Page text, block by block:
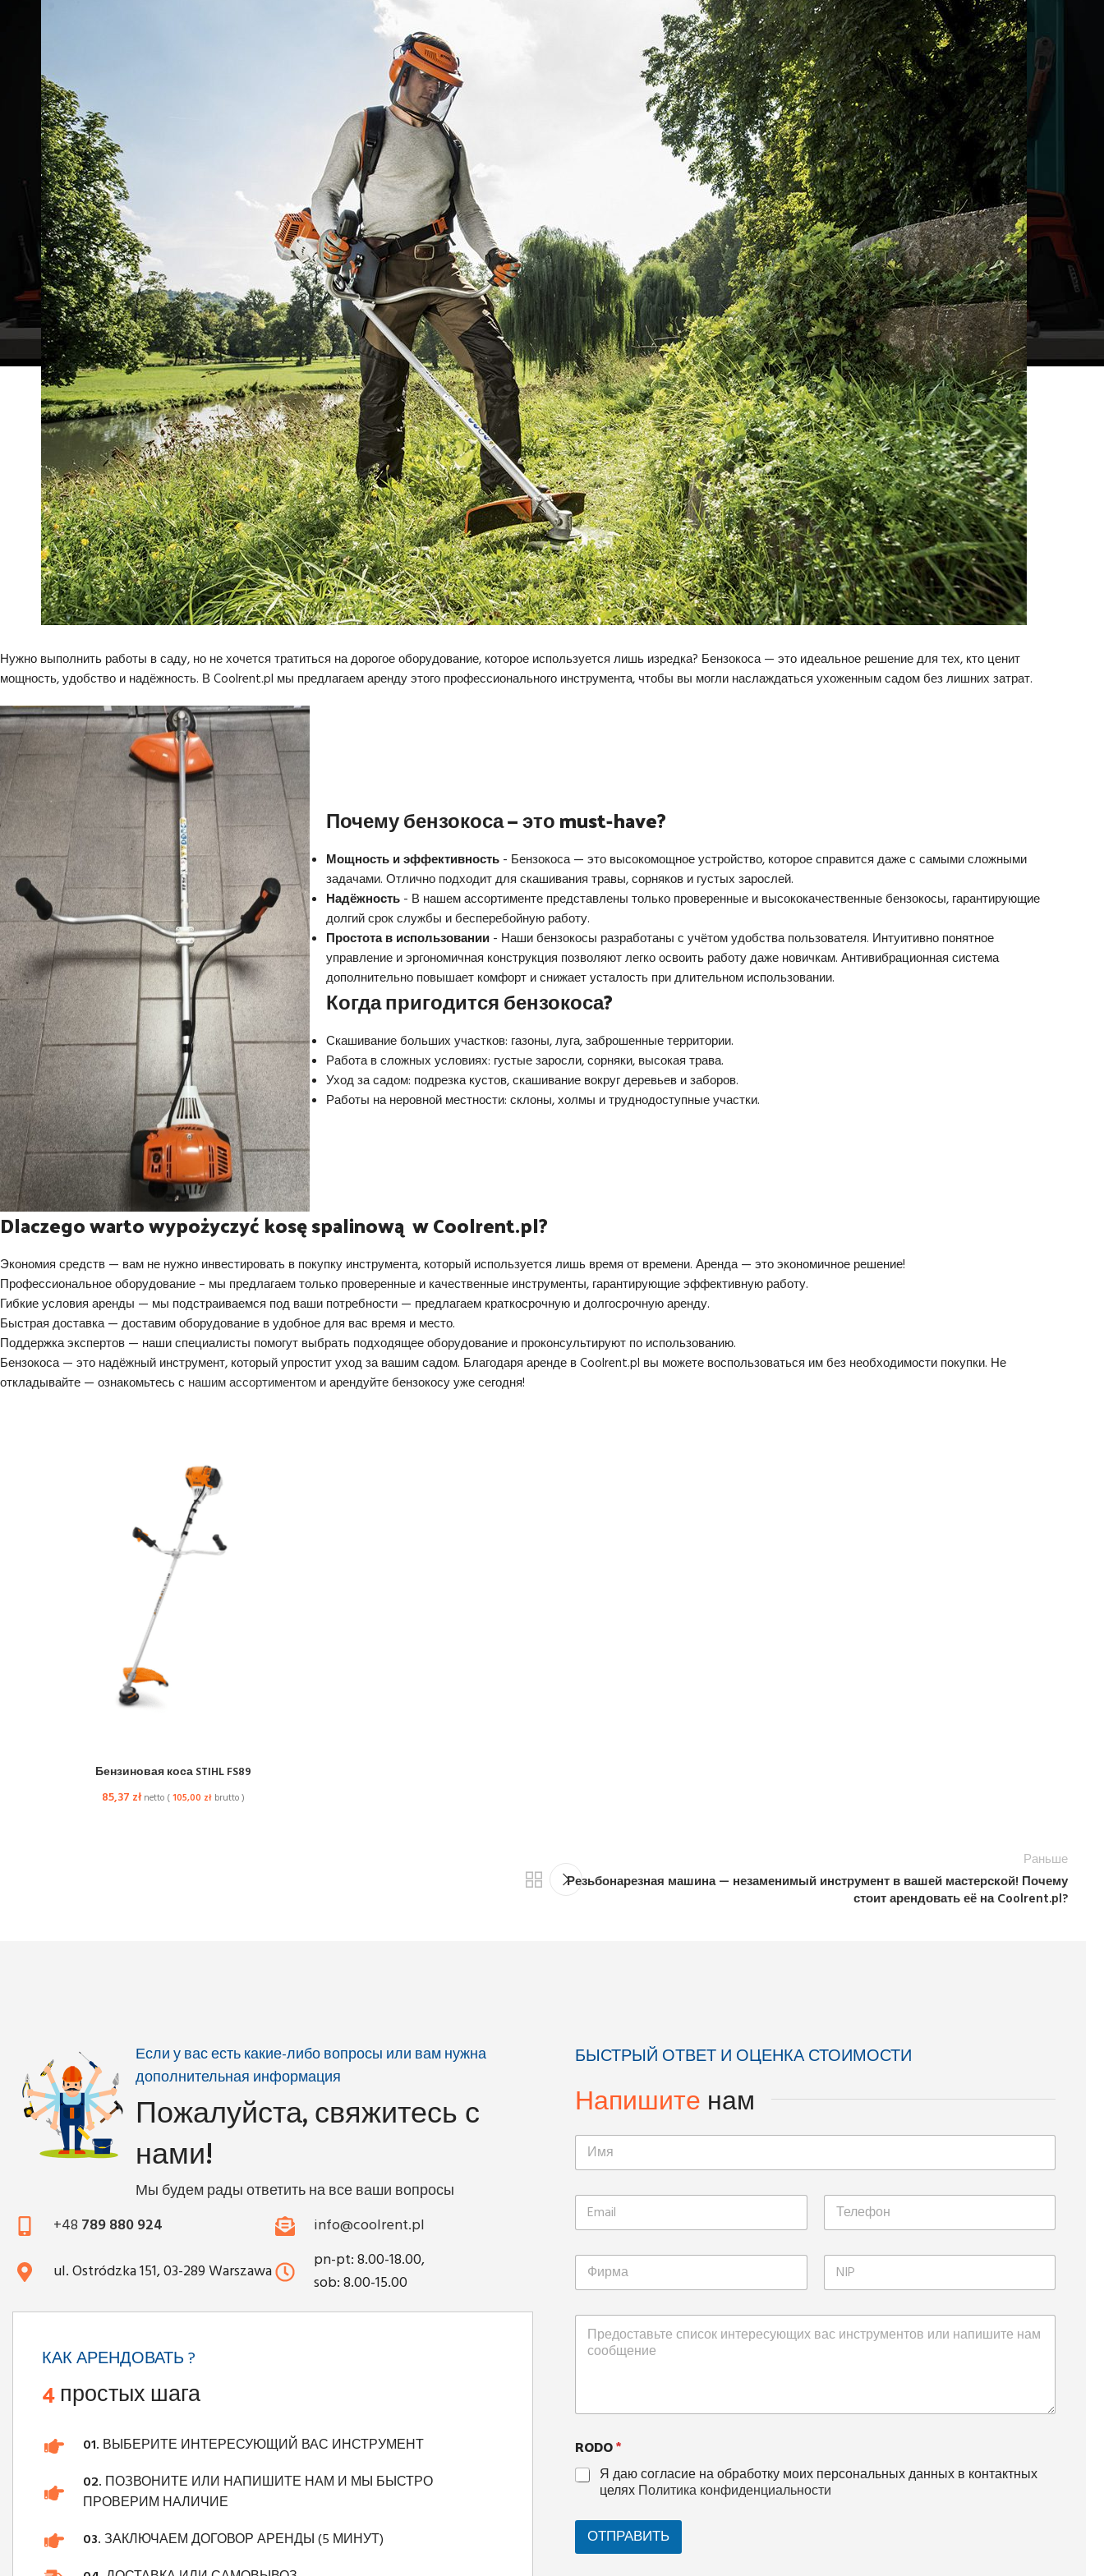
Нужно выполнить работы в саду, но не хочется тратиться на дорогое оборудование, которое используется лишь изредка? Бензокоса — это идеальное решение для тех, кто ценит
мощность, удобство и надёжность. В Coolrent.pl мы предлагаем аренду этого профессионального инструмента, чтобы вы могли наслаждаться ухоженным садом без лишних затрат.
Почему бензокоса — это must-have?
Мощность и эффективность - Бензокоса — это высокомощное устройство, которое справится даже с самыми сложными
задачами. Отлично подходит для скашивания травы, сорняков и густых зарослей.
Надёжность - В нашем ассортименте представлены только проверенные и высококачественные бензокосы, гарантирующие
долгий срок службы и бесперебойную работу.
Простота в использовании - Наши бензокосы разработаны с учётом удобства пользователя. Интуитивно понятное
управление и эргономичная конструкция позволяют легко освоить работу даже новичкам. Антивибрационная система
дополнительно повышает комфорт и снижает усталость при длительном использовании.
Когда пригодится бензокоса?
Скашивание больших участков: газоны, луга, заброшенные территории.
Работа в сложных условиях: густые заросли, сорняки, высокая трава.
Уход за садом: подрезка кустов, скашивание вокруг деревьев и заборов.
Работы на неровной местности: склоны, холмы и труднодоступные участки.
Dlaczego warto wypożyczyć kosę spalinową w Coolrent.pl?
Экономия средств — вам не нужно инвестировать в покупку инструмента, который используется лишь время от времени. Аренда — это экономичное решение!
Профессиональное оборудование – мы предлагаем только проверенные и качественные инструменты, гарантирующие эффективную работу.
Гибкие условия аренды — мы подстраиваемся под ваши потребности — предлагаем краткосрочную и долгосрочную аренду.
Быстрая доставка — доставим оборудование в удобное для вас время и место.
Поддержка экспертов — наши специалисты помогут выбрать подходящее оборудование и проконсультируют по использованию.
Бензокоса — это надёжный инструмент, который упростит уход за вашим садом. Благодаря аренде в Coolrent.pl вы можете воспользоваться им без необходимости покупки. Не
откладывайте — ознакомьтесь с нашим ассортиментом и арендуйте бензокосу уже сегодня!
Бензиновая коса STIHL FS89
85,37 zł netto (105,00 zł brutto )
Раньше
Резьбонарезная машина — незаменимый инструмент в вашей мастерской! Почему
стоит арендовать её на Coolrent.pl?
Если у вас есть какие-либо вопросы или вам нужна
дополнительная информация
Пожалуйста, свяжитесь с
нами!
Мы будем рады ответить на все ваши вопросы
+48 789 880 924
info@coolrent.pl
ul. Ostródzka 151, 03-289 Warszawa
pn-pt: 8.00-18.00,
sob: 8.00-15.00
КАК АРЕНДОВАТЬ ?
4простых шага
01. ВЫБЕРИТЕ ИНТЕРЕСУЮЩИЙ ВАС ИНСТРУМЕНТ
02. ПОЗВОНИТЕ ИЛИ НАПИШИТЕ НАМ И МЫ БЫСТРО
ПРОВЕРИМ НАЛИЧИЕ
03.ЗАКЛЮЧАЕМ ДОГОВОР АРЕНДЫ (5 МИНУТ)
БЫСТРЫЙ ОТВЕТ И ОЦЕНКА СТОИМОСТИ
Напишитенам
RODO*
Я даю согласие на обработку моих персональных данных в контактных
целяхПолитика конфиденциальности
ОТПРАВИТЬ